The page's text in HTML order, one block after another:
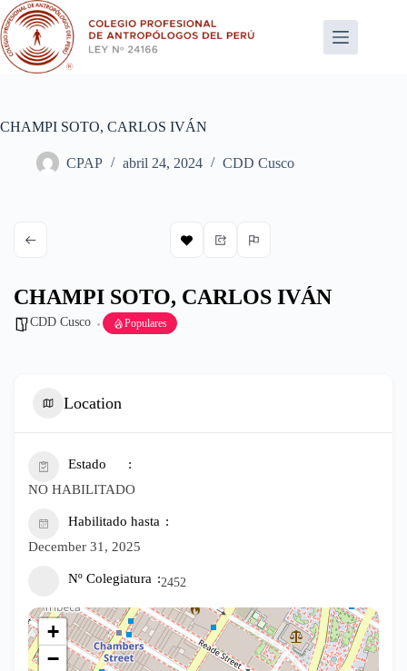
Saltar
al
contenido
CHAMPI SOTO, CARLOS IVÁN
CPAP abril 24, 2024 CDD Cusco
CHAMPI SOTO, CARLOS IVÁN
CDD Cusco Populares
Location
Estado
NO HABILITADO
Habilitado hasta
December 31, 2025
Nº Colegiatura 2452
+
−